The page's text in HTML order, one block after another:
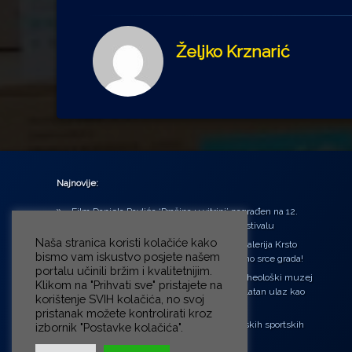
Željko Krznarić
Najnovije:
Film Daniela Pavlića ‘Prašina u vitrini’ nagrađen na 12.
Green Montenegro International Film Festivalu
U središtu Petrinje otvorena obnovljena Galerija Krsto
Hegedušić: Kultura vraćena kući, u samo srce grada!
Od petka do nedjelje (31.7. – 2.8.2026.) Arheološki muzej
u Zagrebu otvara vrata građanima: Besplatan ulaz kao
zaklon od toplinskog vala
‘Ni med cvetjem ni pravice’ na Aleji hrvatskih sportskih
Naša stranica koristi kolačiće kako
bismo vam iskustvo posjete našem
portalu učinili bržim i kvalitetnijim.
Klikom na "Prihvati sve" pristajete na
korištenje SVIH kolačića, no svoj
pristanak možete kontrolirati kroz
izbornik "Postavke kolačića".